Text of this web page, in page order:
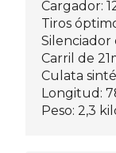
Cargador:
Tiros
Silenciador
Carril de
Culata
Longitud:
Peso: 2,3